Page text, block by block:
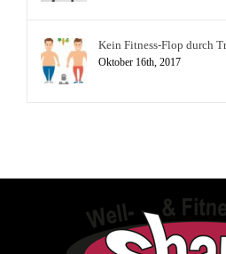
Kein Fitness-Flop durch
Oktober 16th, 2017